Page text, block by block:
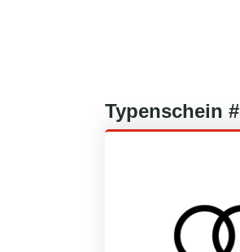
Typenschein #